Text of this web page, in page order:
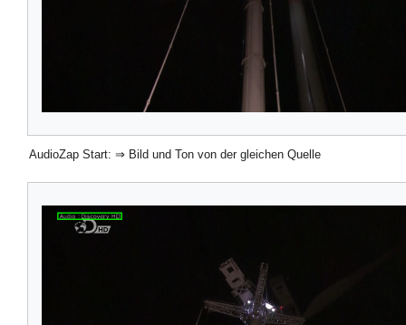
AudioZap Start: ⇒ Bild und Ton von der gleichen Quelle